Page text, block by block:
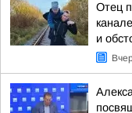
Отец
и